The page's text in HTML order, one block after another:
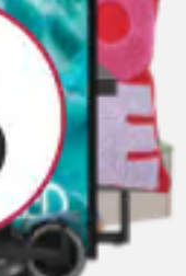
€Rabatt
- 16 %